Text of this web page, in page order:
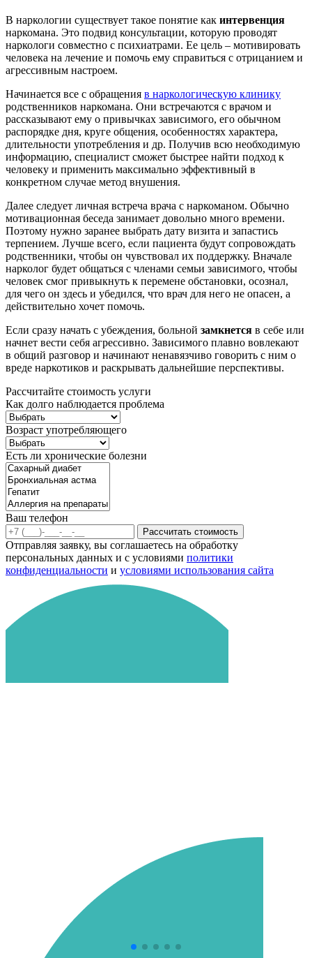
В наркологии существует такое понятие как интервенция
наркомана. Это подвид консультации, которую проводят
наркологи совместно с психиатрами. Ее цель – мотивировать
человека на лечение и помочь ему справиться с отрицанием и
агрессивным настроем.
Начинается все с обращения в наркологическую клинику
родственников наркомана. Они встречаются с врачом и
рассказывают ему о привычках зависимого, его обычном
распорядке дня, круге общения, особенностях характера,
длительности употребления и др. Получив всю необходимую
информацию, специалист сможет быстрее найти подход к
человеку и применить максимально эффективный в
конкретном случае метод внушения.
Далее следует личная встреча врача с наркоманом. Обычно
мотивационная беседа занимает довольно много времени.
Поэтому нужно заранее выбрать дату визита и запастись
терпением. Лучше всего, если пациента будут сопровождать
родственники, чтобы он чувствовал их поддержку. Вначале
нарколог будет общаться с членами семьи зависимого, чтобы
человек смог привыкнуть к перемене обстановки, осознал,
для чего он здесь и убедился, что врач для него не опасен, а
действительно хочет помочь.
Если сразу начать с убеждения, больной замкнется в себе или
начнет вести себя агрессивно. Зависимого плавно вовлекают
в общий разговор и начинают ненавязчиво говорить с ним о
вреде наркотиков и раскрывать дальнейшие перспективы.
Рассчитайте стоимость услуги
Как долго наблюдается проблема
Возраст употребляющего
Есть ли хронические болезни
Ваш телефон
Рассчитать стоимость
Отправляя заявку, вы соглашаетесь на обработку
персональных данных и с условиями политики
конфиденциальности и условиями использования сайта